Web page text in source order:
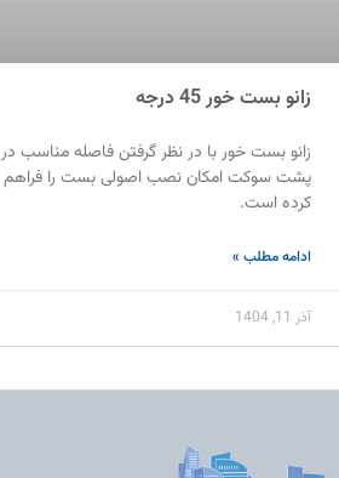
زانو بست خور 45 درجه
زانو بست خور با در نظر گرفتن فاصله مناسب در
پشت سوکت امکان نصب اصولی بست را فراهم
کرده است.
ادامه مطلب »
آذر 11, 1404